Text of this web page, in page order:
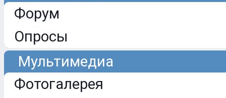
Форум
Опросы
Мультимедиа
Фотогалерея